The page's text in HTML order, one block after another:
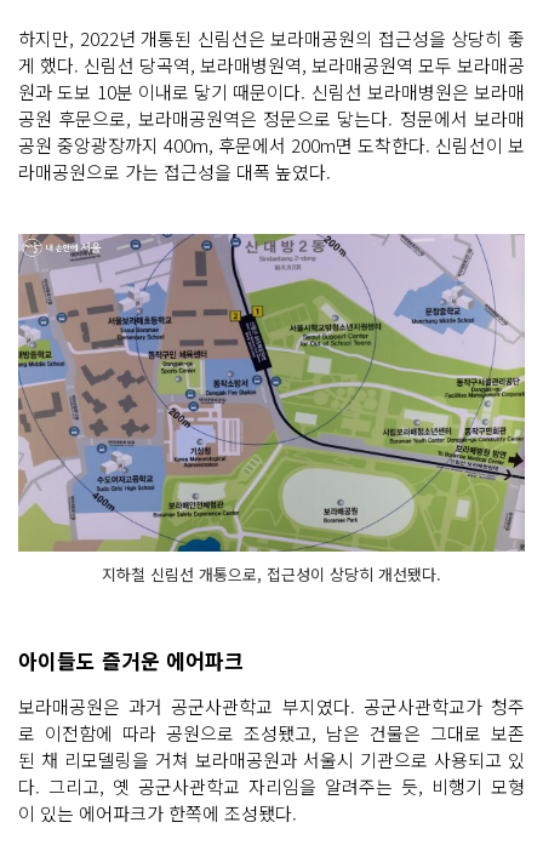
하지만, 2022년 개통된 신림선은 보라매공원의 접근성을 상당히 좋
게 했다. 신림선 당곡역, 보라매병원역, 보라매공원역 모두 보라매공
원과 도보 10분 이내로 닿기 때문이다. 신림선 보라매병원은 보라매
공원 후문으로, 보라매공원역은 정문으로 닿는다. 정문에서 보라매
공원 중앙광장까지 400m, 후문에서 200m면 도착한다. 신림선이 보
라매공원으로 가는 접근성을 대폭 높였다.
지하철 신림선 개통으로, 접근성이 상당히 개선됐다.
아이들도 즐거운 에어파크
보라매공원은 과거 공군사관학교 부지였다. 공군사관학교가 청주
로 이전함에 따라 공원으로 조성됐고, 남은 건물은 그대로 보존
된 채 리모델링을 거쳐 보라매공원과 서울시 기관으로 사용되고 있
다. 그리고, 옛 공군사관학교 자리임을 알려주는 듯, 비행기 모형
이 있는 에어파크가 한쪽에 조성됐다.